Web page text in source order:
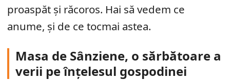
proaspăt și răcoros. Hai să vedem ce
anume, și de ce tocmai astea.
Masa de Sânziene, o sărbătoare a
verii pe înțelesul gospodinei